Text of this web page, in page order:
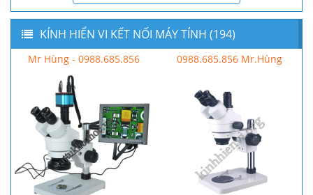
KÍNH HIỂN VI KẾT NỐI MÁY TÍNH (194)
Mr Hùng - 0988.685.856 0988.685.856 Mr.Hùng